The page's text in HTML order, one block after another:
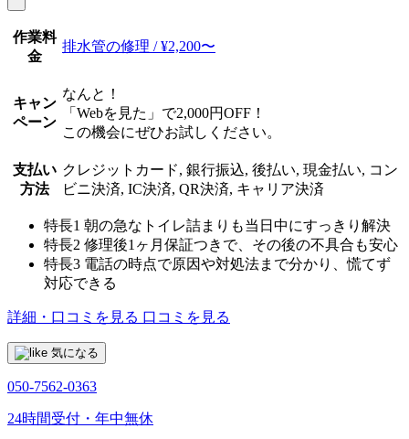
作業料
金
排水管の修理 / ¥2,200〜
キャン
ペーン
なんと！
「Webを見た」で2,000円OFF！
この機会にぜひお試しください。
支払い
方法
クレジットカード, 銀行振込, 後払い, 現金払い, コン
ビニ決済, IC決済, QR決済, キャリア決済
特長1 朝の急なトイレ詰まりも当日中にすっきり解決
特長2 修理後1ヶ月保証つきで、その後の不具合も安心
特長3 電話の時点で原因や対処法まで分かり、慌てず
対応できる
詳細・口コミを見る 口コミを見る
気になる
050-7562-0363
24時間受付・年中無休